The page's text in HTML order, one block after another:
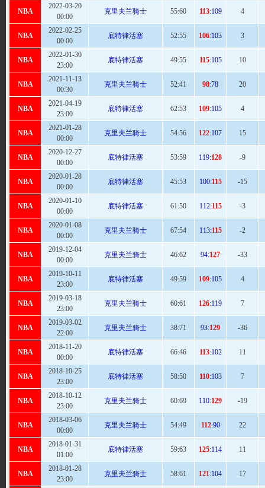
NBA
2022-03-20
00:00
克里夫兰骑士 55:60 113:109 4
NBA
2022-02-25
00:00
底特律活塞 52:55 106:103 3
NBA
2022-01-30
23:00
底特律活塞 49:55 115:105 10
NBA
2021-11-13
00:30
克里夫兰骑士 52:41 98:78 20
NBA
2021-04-19
23:00
底特律活塞 62:53 109:105 4
NBA
2021-01-28
00:00
克里夫兰骑士 54:56 122:107 15
NBA
2020-12-27
00:00
底特律活塞 53:59 119:128 -9
NBA
2020-01-28
00:00
底特律活塞 45:53 100:115 -15
NBA
2020-01-10
00:00
底特律活塞 61:50 112:115 -3
NBA
2020-01-08
00:00
克里夫兰骑士 67:54 113:115 -2
NBA
2019-12-04
00:00
克里夫兰骑士 46:62 94:127 -33
NBA
2019-10-11
23:00
底特律活塞 49:59 109:105 4
NBA
2019-03-18
23:00
克里夫兰骑士 60:61 126:119 7
NBA
2019-03-02
22:00
克里夫兰骑士 38:71 93:129 -36
NBA
2018-11-20
00:00
底特律活塞 66:46 113:102 11
NBA
2018-10-25
23:00
底特律活塞 58:50 110:103 7
NBA
2018-10-12
23:00
克里夫兰骑士 60:69 110:129 -19
NBA
2018-03-06
00:00
克里夫兰骑士 54:49 112:90 22
NBA
2018-01-31
01:00
底特律活塞 59:63 125:114 11
NBA
2018-01-28
23:00
克里夫兰骑士 58:61 121:104 17